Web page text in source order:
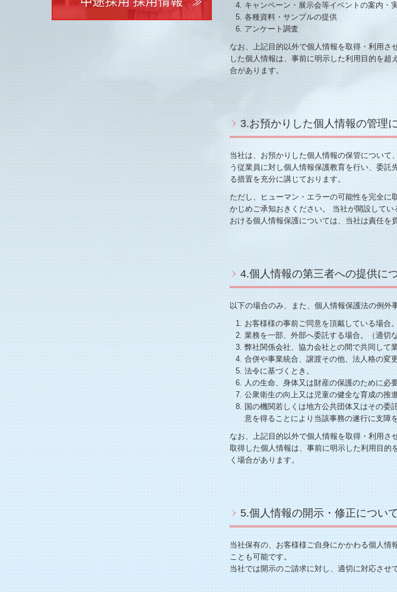
キャンペーン・展示会等イベントの案内・
各種資料・サンプルの提供
アンケート調査
なお、上記目的以外で個人情報を取得・利用
した個人情報は、事前に明示した利用目的を
合があります。
3.お預かりした個人情報の管理
当社は、お預かりした個人情報の保管につい
う従業員に対し個人情報保護教育を行い、委
る措置を充分に講じております。
ただし、ヒューマン・エラーの可能性を完全に
かじめご承知おきください。 当社が開設して
おける個人情報保護については、当社は責任を
4.個人情報の第三者への提供に
以下の場合のみ、また、個人情報保護法の例外
お客様様の事前ご同意を頂戴している場合。
業務を一部、外部へ委託する場合。（適切
弊社関係会社、協力会社との間で共同して
合併や事業統合、譲渡その他、法人格の変
法令に基づくとき。
人の生命、身体又は財産の保護のために必
公衆衛生の向上又は児童の健全な育成の推
国の機関若しくは地方公共団体又はその委
意を得ることにより当該事務の遂行に支障
なお、上記目的以外で個人情報を取得・利用さ
取得した個人情報は、事前に明示した利用目的
く場合があります。
5.個人情報の開示・修正について
当社保有の、お客様様ご自身にかかわる個人情
ことも可能です。
当社では開示のご請求に対し、適切に対応させ